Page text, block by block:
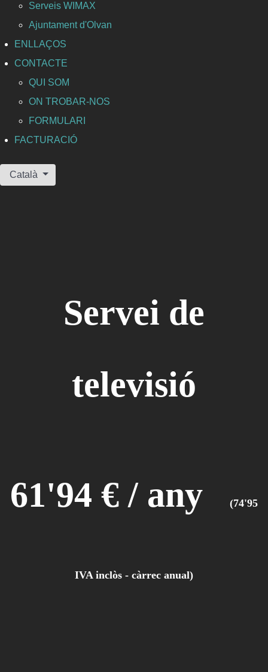
Serveis WIMAX
Ajuntament d'Olvan
ENLLAÇOS
CONTACTE
QUI SOM
ON TROBAR-NOS
FORMULARI
FACTURACIÓ
Seleccioni el seu idioma
Català
Servei de
televisió
61'94 € / any (74'95
IVA inclòs - càrrec anual)